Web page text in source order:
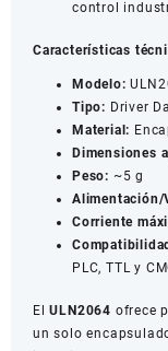
control
Características
Modelo:
Tipo: Driver
Material:
Dimensiones
Peso: ~5 g
Alimentación/
Corriente
PLC, TTL y
ElULN2064 ofrece
un solo